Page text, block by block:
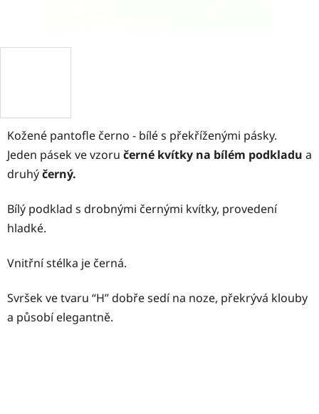
Kožené pantofle černo - bílé s překříženými pásky.
Jeden pásek ve vzoru černé kvítky na bílém podkladu a
druhýčerný.
Bílý podklad s drobnými černými kvítky, provedení
hladké.
Vnitřní stélka je černá.
Svršek ve tvaru “H” dobře sedí na noze, překrývá klouby
a působí elegantně.